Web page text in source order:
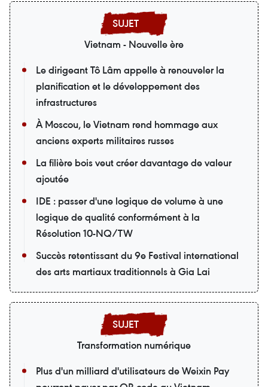
Vietnam - Nouvelle ère
Le dirigeant Tô Lâm appelle à renouveler la
planification et le développement des
infrastructures
À Moscou, le Vietnam rend hommage aux
anciens experts militaires russes
La filière bois veut créer davantage de valeur
ajoutée
IDE : passer d'une logique de volume à une
logique de qualité conformément à la
Résolution 10-NQ/TW
Succès retentissant du 9e Festival international
des arts martiaux traditionnels à Gia Lai
Transformation numérique
Plus d'un milliard d'utilisateurs de Weixin Pay